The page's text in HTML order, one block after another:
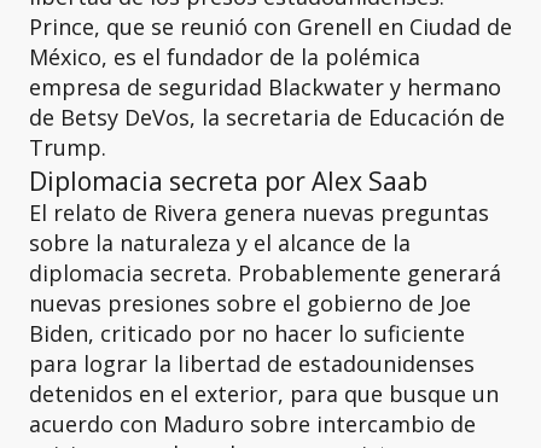
Prince, que se reunió con Grenell en Ciudad de
México, es el fundador de la polémica
empresa de seguridad Blackwater y hermano
de Betsy DeVos, la secretaria de Educación de
Trump.
Diplomacia secreta por Alex Saab
El relato de Rivera genera nuevas preguntas
sobre la naturaleza y el alcance de la
diplomacia secreta. Probablemente generará
nuevas presiones sobre el gobierno de Joe
Biden, criticado por no hacer lo suficiente
para lograr la libertad de estadounidenses
detenidos en el exterior, para que busque un
acuerdo con Maduro sobre intercambio de